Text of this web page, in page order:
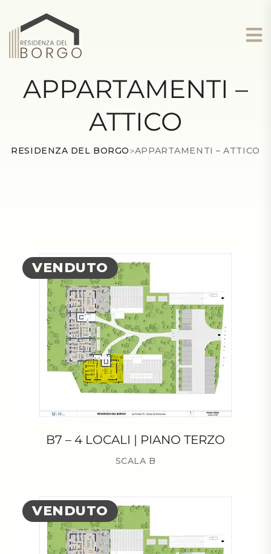
APPARTAMENTI –
ATTICO
RESIDENZA DEL BORGO>APPARTAMENTI – ATTICO
VENDUTO
B7 – 4 LOCALI | PIANO TERZO
SCALA B
VENDUTO